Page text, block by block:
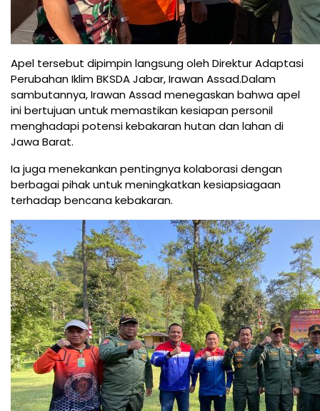
Apel tersebut dipimpin langsung oleh Direktur Adaptasi
Perubahan Iklim BKSDA Jabar, Irawan Assad.Dalam
sambutannya, Irawan Assad menegaskan bahwa apel
ini bertujuan untuk memastikan kesiapan personil
menghadapi potensi kebakaran hutan dan lahan di
Jawa Barat.
Ia juga menekankan pentingnya kolaborasi dengan
berbagai pihak untuk meningkatkan kesiapsiagaan
terhadap bencana kebakaran.